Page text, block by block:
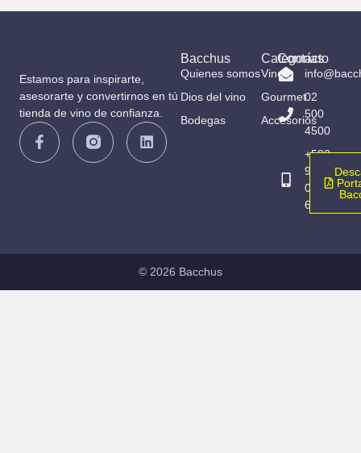
Estamos para inspirarte,
asesorarte y convertirnos en tú
tienda de vino de confianza.
Bacchus
Quienes somos
Dios del vino
Bodegas
Categorías
Vinos
Gourmet
Accesorios
Contacto
02
500
4500
+593
98
065
6836
© 2026 Bacchus